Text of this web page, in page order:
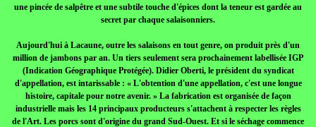
une pincée de salpêtre et une subtile touche d'épices dont la teneur est gardée au
secret par chaque salaisonniers.
Aujourd'hui à Lacaune, outre les salaisons en tout genre, on produit près d'un
million de jambons par an. Un tiers seulement sera prochainement labellisée IGP
(Indication Géographique Protégée). Didier Oberti, le président du syndicat
d'appellation, est intarissable : « L'obtention d'une appellation, c'est une longue
histoire, capitale pour notre avenir. » La fabrication est organisée de façon
industrielle mais les 14 principaux producteurs s'attachent à respecter les règles
de l'Art. Les porcs sont d'origine du grand Sud-Ouest. Et si le séchage commence